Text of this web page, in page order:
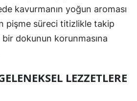
kavurmanın yoğun aroması
pişme süreci titizlikle takip
dokunun korunmasına
LEZZETLERE